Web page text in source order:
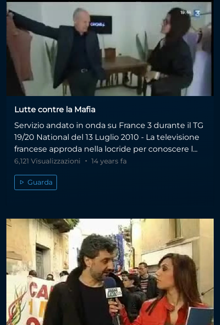
Lutte contre la Mafia
Servizio andato in onda su France 3 durante il TG
19/20 National del 13 Luglio 2010 - La televisione
francese approda nella locride per conoscere l...
6,121 Visualizzazioni 14 years fa
Guarda